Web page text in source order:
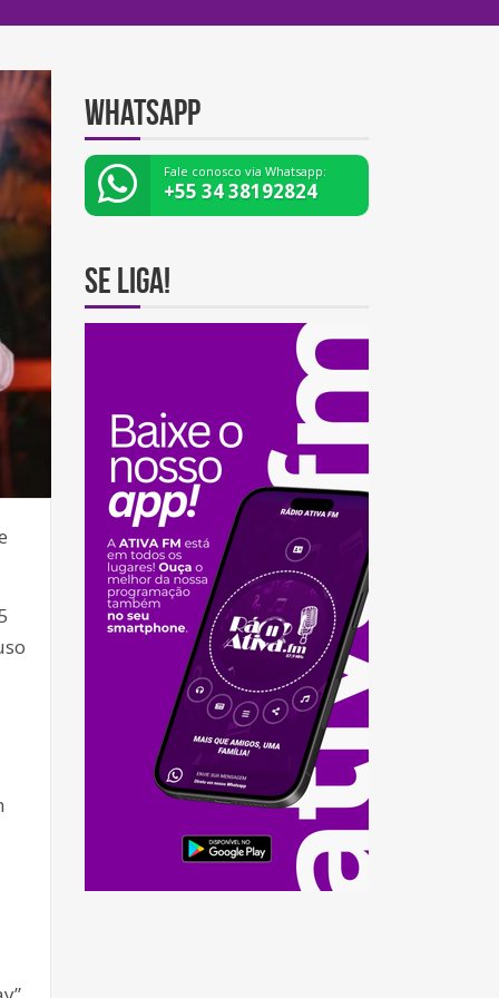
Whatsapp
Fale conosco via Whatsapp:
+55 34 38192824
Se Liga!